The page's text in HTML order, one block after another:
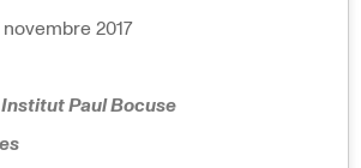
novembre 2017
Paul Bocuse